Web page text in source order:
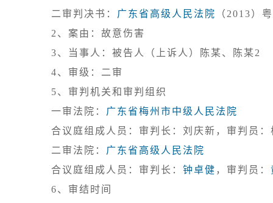
二审判决书： 广东省高级人民法院
5、审判机关和审判组织
一审法院： 广东省梅州市中级人民法院
合议庭组成人员：审判长：刘庆新，审判员
二审法院： 广东省高级人民法院
合议庭组成人员：审判长： 钟卓健 ，审判员：
6、审结时间